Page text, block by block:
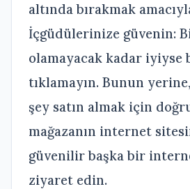
altında bırakmak
İçgüdülerinize güvenin:
olamayacak kadar iyiyse
tıklamayın. Bunun
şey satın almak için
mağazanın internet
güvenilir başka bir
ziyaret edin.